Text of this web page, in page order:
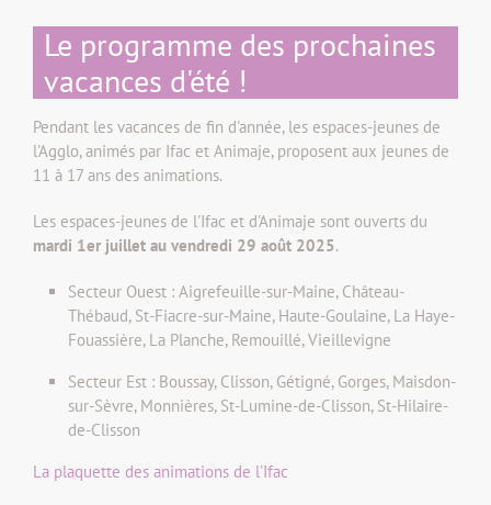
Le programme des prochaines
vacances d'été !
Pendant les vacances de fin d'année, les espaces-jeunes de
l'Agglo, animés par Ifac et Animaje, proposent aux jeunes de
11 à 17 ans des animations.
Les espaces-jeunes de l'Ifac et d'Animaje sont ouverts du
mardi 1er juillet au vendredi 29 août 2025.
Secteur Ouest : Aigrefeuille-sur-Maine, Château-
Thébaud, St-Fiacre-sur-Maine, Haute-Goulaine, La Haye-
Fouassière, La Planche, Remouillé, Vieillevigne
Secteur Est : Boussay, Clisson, Gétigné, Gorges, Maisdon-
sur-Sèvre, Monnières, St-Lumine-de-Clisson, St-Hilaire-
de-Clisson
La plaquette des animations de l'Ifac